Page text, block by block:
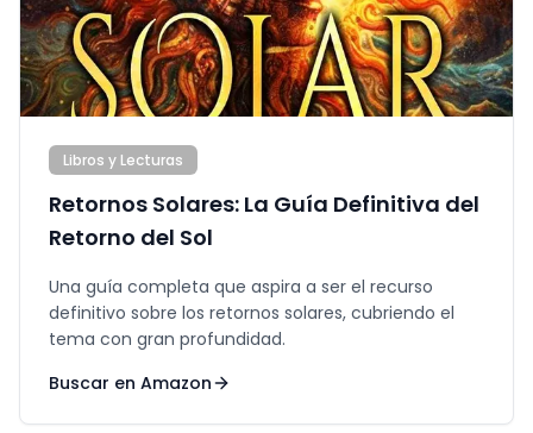
Libros y Lecturas
Retornos Solares: La Guía Definitiva del
Retorno del Sol
Una guía completa que aspira a ser el recurso
definitivo sobre los retornos solares, cubriendo el
tema con gran profundidad.
Buscar en Amazon